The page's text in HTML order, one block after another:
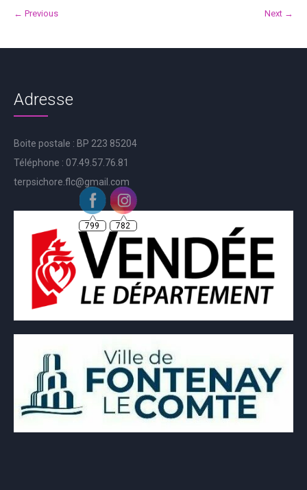
← Previous Next →
Adresse
Boite postale : BP 223 85204
Téléphone : 07.49.57.76.81
terpsichore.flc@gmail.com
799 782